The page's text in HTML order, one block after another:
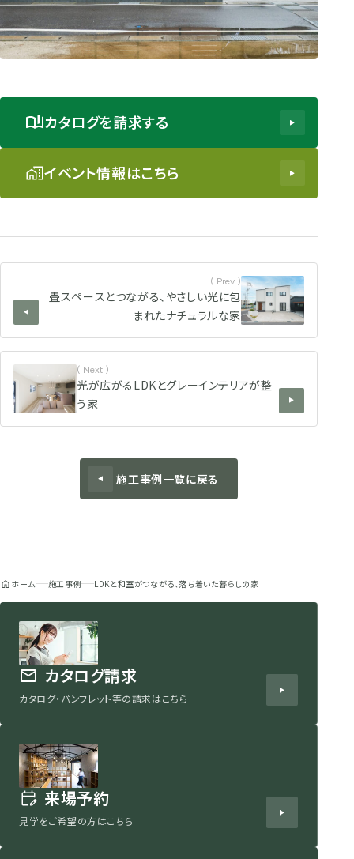
カタログを請求する
イベント情報はこちら
( Prev )
畳スペースとつながる、やさしい光に包
まれたナチュラルな家
( Next )
光が広がるLDKとグレーインテリアが整
う家
施工事例一覧に戻る
ホーム 施工事例 LDKと和室がつながる、落ち着いた暮らしの家
カタログ請求
カタログ・パンフレット等の請求はこちら
来場予約
見学をご希望の方はこちら